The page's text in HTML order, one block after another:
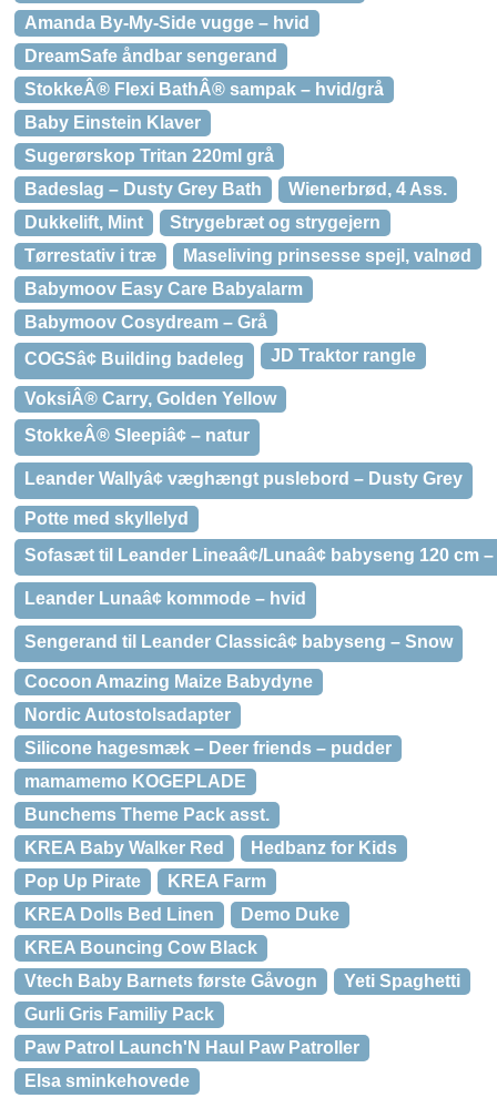
Amanda By-My-Side vugge – hvid
DreamSafe åndbar sengerand
StokkeÂ® Flexi BathÂ® sampak – hvid/grå
Baby Einstein Klaver
Sugerørskop Tritan 220ml grå
Badeslag – Dusty Grey Bath
Wienerbrød, 4 Ass.
Dukkelift, Mint
Strygebræt og strygejern
Tørrestativ i træ
Maseliving prinsesse spejl, valnød
Babymoov Easy Care Babyalarm
Babymoov Cosydream – Grå
COGSâ¢ Building badeleg
JD Traktor rangle
VoksiÂ® Carry, Golden Yellow
StokkeÂ® Sleepiâ¢ – natur
Leander Wallyâ¢ væghængt puslebord – Dusty Grey
Potte med skyllelyd
Sofasæt til Leander Lineaâ¢/Lunaâ¢ babyseng 120 cm
Leander Lunaâ¢ kommode – hvid
Sengerand til Leander Classicâ¢ babyseng – Snow
Cocoon Amazing Maize Babydyne
Nordic Autostolsadapter
Silicone hagesmæk – Deer friends – pudder
mamamemo KOGEPLADE
Bunchems Theme Pack asst.
KREA Baby Walker Red
Hedbanz for Kids
Pop Up Pirate
KREA Farm
KREA Dolls Bed Linen
Demo Duke
KREA Bouncing Cow Black
Vtech Baby Barnets første Gåvogn
Yeti Spaghetti
Gurli Gris Familiy Pack
Paw Patrol Launch'N Haul Paw Patroller
Elsa sminkehovede